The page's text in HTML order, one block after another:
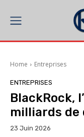
Home Entreprises
ENTREPRISES
BlackRock,
milliards de
23 Juin 2026